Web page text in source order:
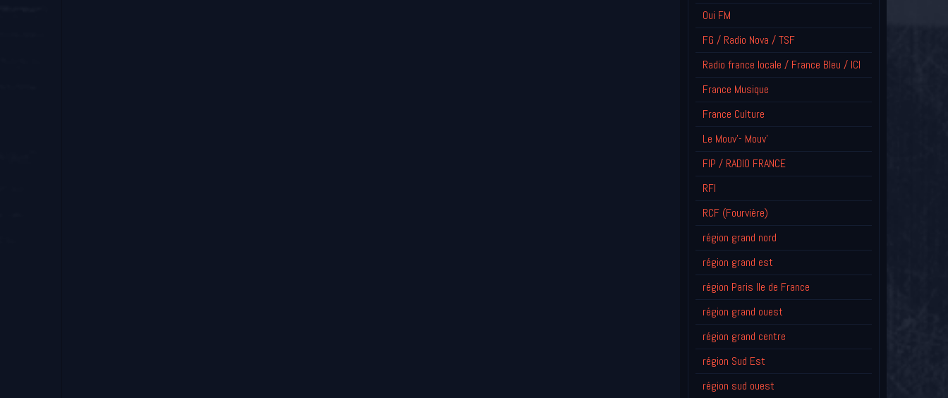
Oui FM
FG / Radio Nova / TSF
Radio france locale / France Bleu / ICI
France Musique
France Culture
Le Mouv'- Mouv'
FIP / RADIO FRANCE
RFI
RCF (Fourvière)
région grand nord
région grand est
région Paris Ile de France
région grand ouest
région grand centre
région Sud Est
région sud ouest